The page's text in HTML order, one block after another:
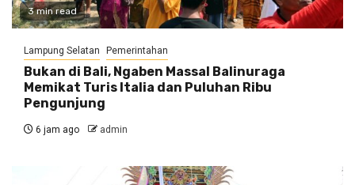
3 min read
Lampung Selatan Pemerintahan
Bukan di Bali, Ngaben Massal Balinuraga
Memikat Turis Italia dan Puluhan Ribu
Pengunjung
6 jam ago admin